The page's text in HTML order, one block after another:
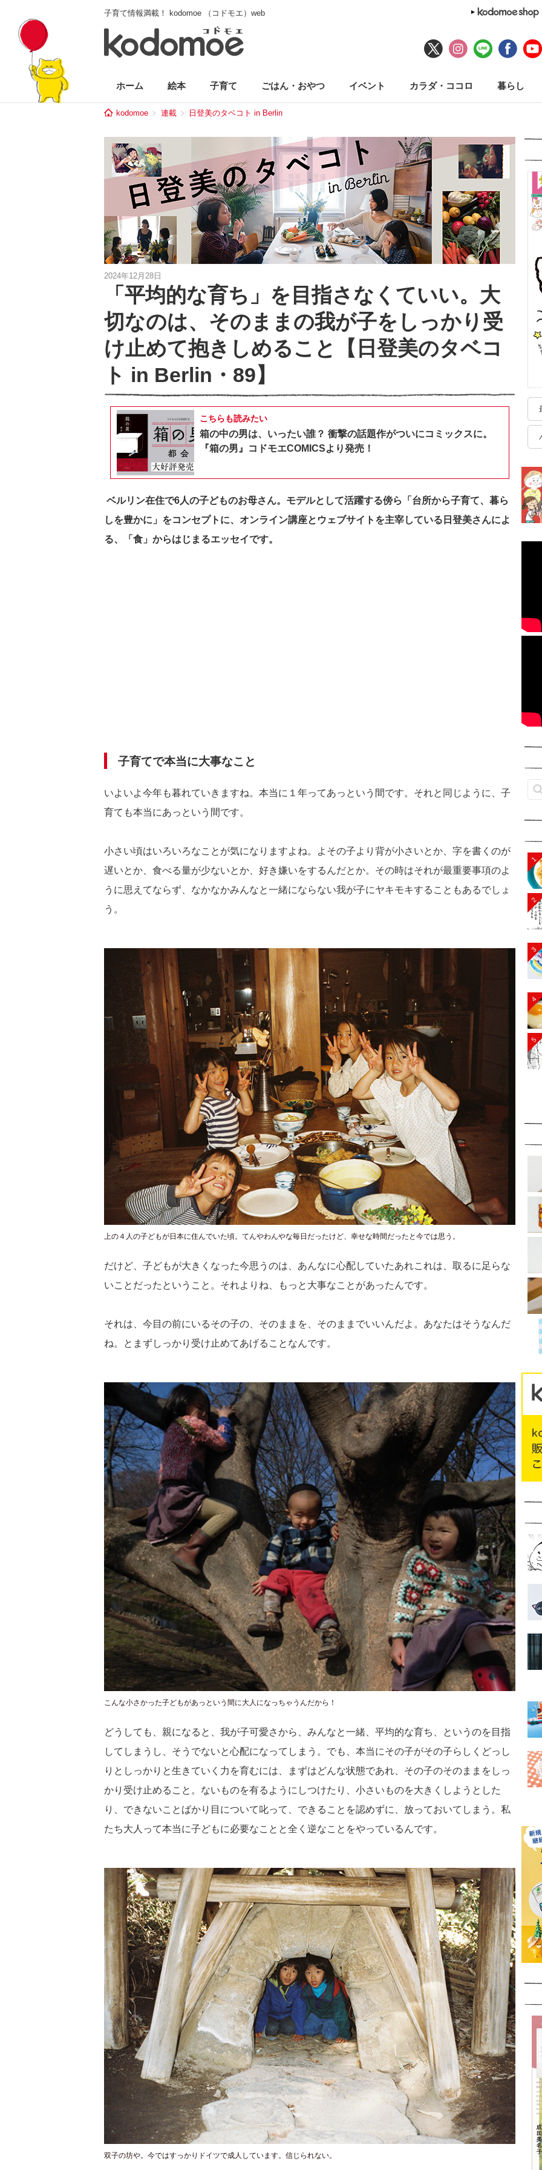
子育て情報満載！ kodomoe （コドモエ）web
ホーム 絵本 子育て ごはん・おやつ イベント カラダ・ココロ 暮らし
kodomoe 連載 日登美のタベコト in Berlin
2024年12月28日
「平均的な育ち」を目指さなくていい。大
切なのは、そのままの我が子をしっかり受
け止めて抱きしめること【日登美のタベコ
ト in Berlin・89】
こちらも読みたい
箱の中の男は、いったい誰？ 衝撃の話題作がついにコミックスに。
『箱の男』コドモエCOMICSより発売！
ベルリン在住で6人の子どものお母さん。モデルとして活躍する傍ら「台所から子育て、暮ら
しを豊かに」をコンセプトに、オンライン講座とウェブサイトを主宰している日登美さんによ
る、「食」からはじまるエッセイです。
子育てで本当に大事なこと
いよいよ今年も暮れていきますね。本当に１年ってあっという間です。それと同じように、子
育ても本当にあっという間です。
小さい頃はいろいろなことが気になりますよね。よその子より背が小さいとか、字を書くのが
遅いとか、食べる量が少ないとか、好き嫌いをするんだとか。その時はそれが最重要事項のよ
うに思えてならず、なかなかみんなと一緒にならない我が子にヤキモキすることもあるでしょ
う。
上の４人の子どもが日本に住んでいた頃。てんやわんやな毎日だったけど、幸せな時間だったと今では思う。
だけど、子どもが大きくなった今思うのは、あんなに心配していたあれこれは、取るに足らな
いことだったということ。それよりね、もっと大事なことがあったんです。
それは、今目の前にいるその子の、そのままを、そのままでいいんだよ。あなたはそうなんだ
ね。とまずしっかり受け止めてあげることなんです。
こんな小さかった子どもがあっという間に大人になっちゃうんだから！
どうしても、親になると、我が子可愛さから、みんなと一緒、平均的な育ち、というのを目指
してしまうし、そうでないと心配になってしまう。でも、本当にその子がその子らしくどっし
りとしっかりと生きていく力を育むには、まずはどんな状態であれ、その子のそのままをしっ
かり受け止めること。ないものを有るようにしつけたり、小さいものを大きくしようとした
り、できないことばかり目について叱って、できることを認めずに、放っておいてしまう。私
たち大人って本当に子どもに必要なことと全く逆なことをやっているんです。
双子の坊や。今ではすっかりドイツで成人しています。信じられない。
1
2
3
4
5